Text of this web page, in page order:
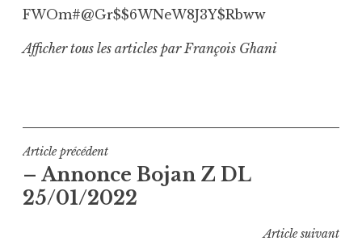
FWOm#@Gr$$6WNeW8J3Y$Rbww
Afficher tous les articles par François Ghani
Navigation
de
l’article
Article précédent
– Annonce Bojan Z DL
25/01/2022
Article suivant